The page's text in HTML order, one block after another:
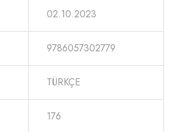
02.10.2023
9786057302779
TÜRKÇE
176